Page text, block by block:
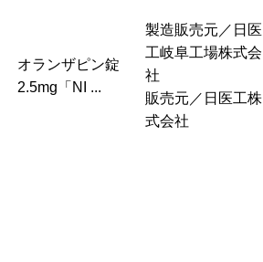
オランザピン錠
2.5mg「NI ...
製造販売元／日医
工岐阜工場株式会
社
販売元／日医工株
式会社